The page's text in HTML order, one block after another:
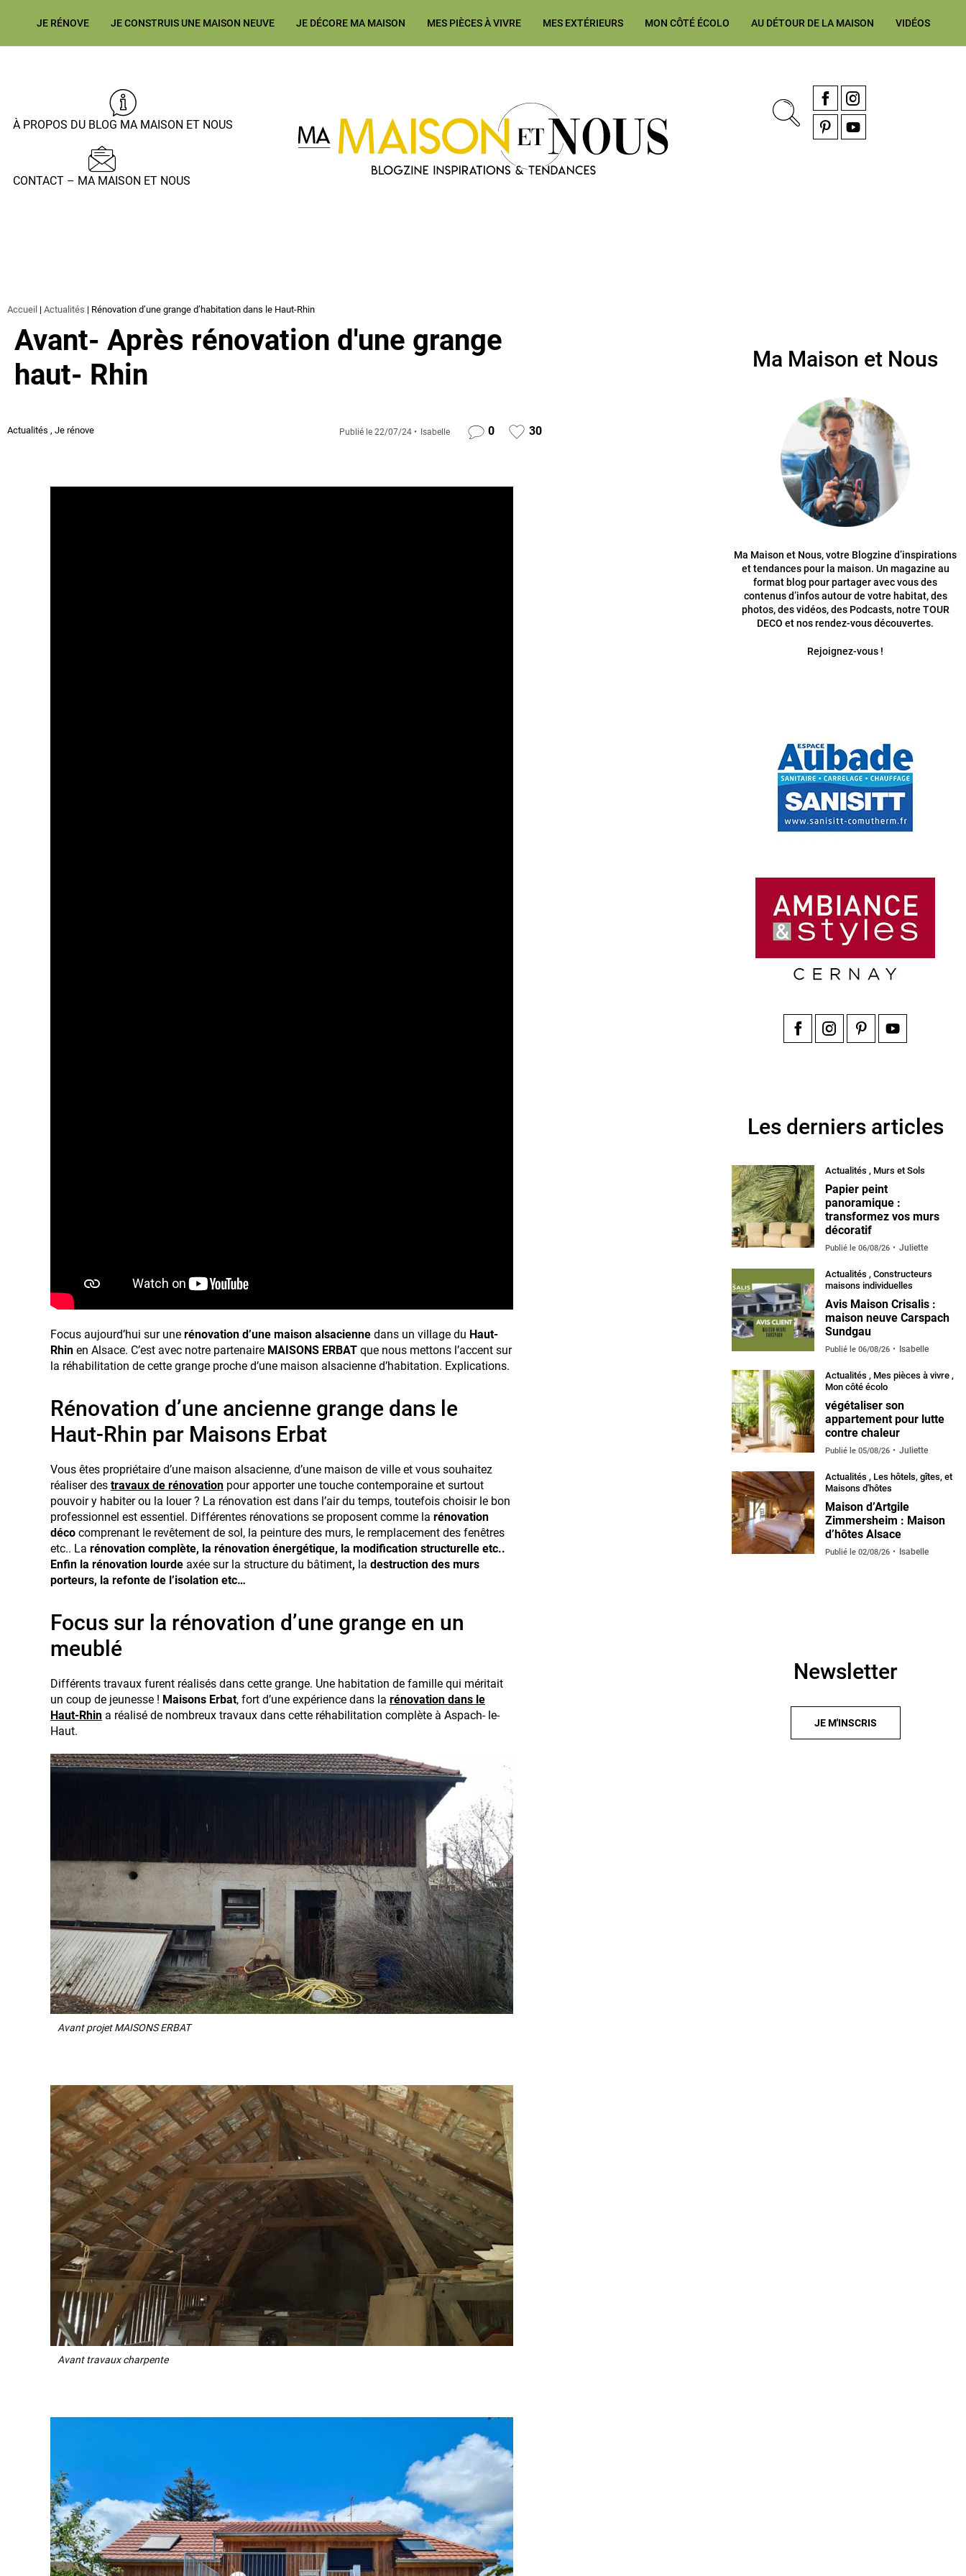
JE RÉNOVE JE CONSTRUIS UNE MAISON NEUVE JE DÉCORE MA MAISON MES PIÈCES À VIVRE MES EXTÉRIEURS MON CÔTÉ ÉCOLO AU DÉTOUR DE LA MAISON VIDÉOS
Ma Maison et Nous Construction, rénovation & décoration Alsace, Franche-Comté
À PROPOS DU BLOG MA MAISON ET NOUS
CONTACT – MA MAISON ET NOUS
FacebookInstagram
Accueil | Actualités | Rénovation d’une grange d’habitation dans le Haut-Rhin
Avant- Après rénovation d'une grange
haut- Rhin
Actualités , Je rénove Publié le 22/07/24 Isabelle 0 30
Focus aujourd’hui sur une rénovation d’une maison alsacienne dans un village du Haut-
Rhin en Alsace. C’est avec notre partenaire MAISONS ERBAT que nous mettons l’accent sur
la réhabilitation de cette grange proche d’une maison alsacienne d’habitation. Explications.
Rénovation d’une ancienne grange dans le
Haut-Rhin par Maisons Erbat
Vous êtes propriétaire d’une maison alsacienne, d’une maison de ville et vous souhaitez
réaliser des travaux de rénovation pour apporter une touche contemporaine et surtout
pouvoir y habiter ou la louer ? La rénovation est dans l’air du temps, toutefois choisir le bon
professionnel est essentiel. Différentes rénovations se proposent comme la rénovation
déco comprenant le revêtement de sol, la peinture des murs, le remplacement des fenêtres
etc.. La rénovation complète, la rénovation énergétique, la modification structurelle etc..
Enfin la rénovation lourde axée sur la structure du bâtiment, la destruction des murs
porteurs, la refonte de l’isolation etc…
Focus sur la rénovation d’une grange en un
meublé
Différents travaux furent réalisés dans cette grange. Une habitation de famille qui méritait
un coup de jeunesse ! Maisons Erbat, fort d’une expérience dans la rénovation dans le
Haut-Rhin a réalisé de nombreux travaux dans cette réhabilitation complète à Aspach- le-
Haut.
Avant projet MAISONS ERBAT
Avant travaux charpente
Ma Maison et Nous
Ma Maison et Nous, votre Blogzine d’inspirations
et tendances pour la maison. Un magazine au
format blog pour partager avec vous des
contenus d’infos autour de votre habitat, des
photos, des vidéos, des Podcasts, notre TOUR
DECO et nos rendez-vous découvertes.
Rejoignez-vous !
Les derniers articles
Actualités , Murs et Sols
Papier peint
panoramique :
transformez vos murs
décoratif
Publié le 06/08/26 Juliette
Actualités , Constructeurs
maisons individuelles
Avis Maison Crisalis :
maison neuve Carspach
Sundgau
Publié le 06/08/26 Isabelle
Actualités , Mes pièces à vivre ,
Mon côté écolo
végétaliser son
appartement pour lutte
contre chaleur
Publié le 05/08/26 Juliette
Actualités , Les hôtels, gîtes, et
Maisons d'hôtes
Maison d’Artgile
Zimmersheim : Maison
d’hôtes Alsace
Publié le 02/08/26 Isabelle
Newsletter
JE M'INSCRIS